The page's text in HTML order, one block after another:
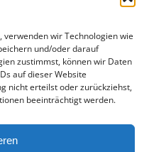
wir Technologien wie
und/oder darauf
zustimmst, können wir Daten
auf dieser Website
nicht erteilst oder zurückziehst,
beeinträchtigt werden.